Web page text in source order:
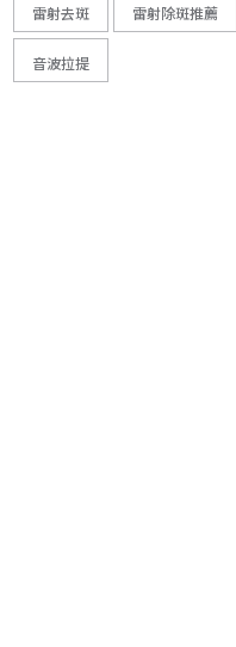
雷射去斑 雷射除斑推薦
音波拉提